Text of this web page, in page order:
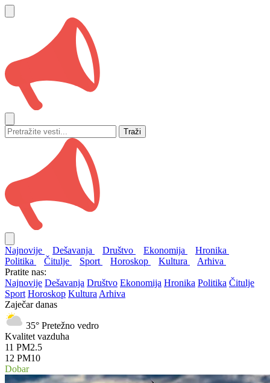
Traži
Najnovije Dešavanja Društvo Ekonomija
Hronika
Politika
Čitulje Sport Horoskop Kultura
Arhiva
Pratite nas:
Najnovije Dešavanja Društvo Ekonomija Hronika Politika Čitulje
Sport Horoskop Kultura Arhiva
Zaječar danas
35° Pretežno vedro
Kvalitet vazduha
11 PM2.5
12 PM10
Dobar